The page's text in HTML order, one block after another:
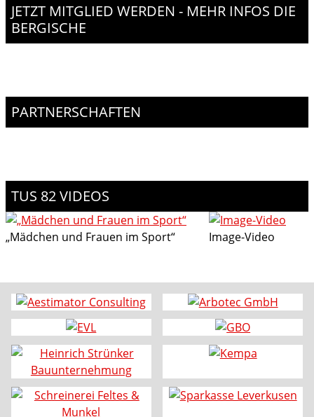
JETZT MITGLIED WERDEN - MEHR INFOS DIE
BERGISCHE
PARTNERSCHAFTEN
TUS 82 VIDEOS
„Mädchen und Frauen im Sport“ Image-Video